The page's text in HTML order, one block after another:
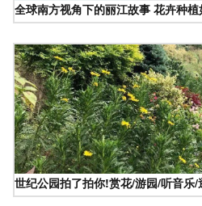
全球南方视角下的丽江故事 花卉种
世纪公园拍了拍你!赏花/游园/听音